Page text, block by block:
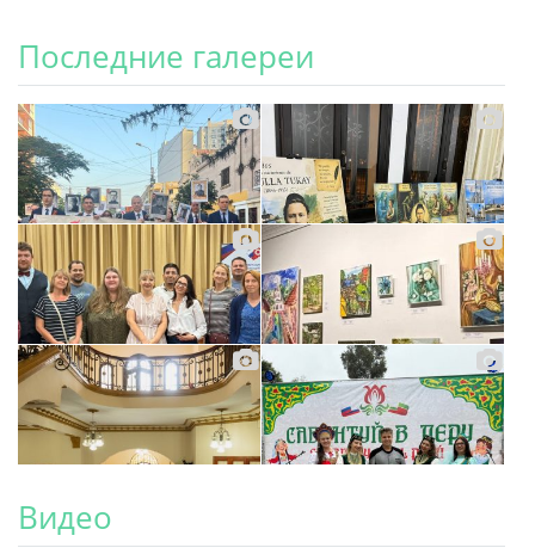
Последние галереи
Видео